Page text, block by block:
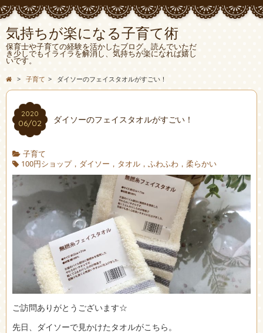
気持ちが楽になる子育て術
保育士や子育ての経験を活かしたブログ。読んでいただ
き少しでもイライラを解消し、気持ちが楽になれば嬉し
いです。
> 子育て > ダイソーのフェイスタオルがすごい！
2020
06/02 ダイソーのフェイスタオルがすごい！
子育て
100円ショップ，ダイソー，タオル，ふわふわ，柔らかい
ご訪問ありがとうございます☆
先日、ダイソーで見かけたタオルがこちら。